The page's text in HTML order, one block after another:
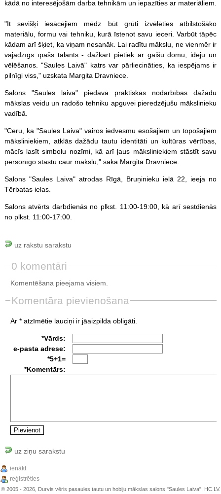
kādā no interesējošām darba tehnikām un iepazīties ar materiāliem.
"It sevišķi iesācējiem mēdz būt grūti izvēlēties atbilstošāko
materiālu, formu vai tehniku, kurā īstenot savu ieceri. Varbūt tāpēc
kādam arī šķiet, ka viņam nesanāk. Lai radītu mākslu, ne vienmēr ir
vajadzīgs īpašs talants - dažkārt pietiek ar gaišu domu, ideju un
vēlēšanos. "Saules Laivā" katrs var pārliecināties, ka iespējams ir
pilnīgi viss," uzskata Margita Dravniece.
Salons "Saules laiva" piedāvā praktiskās nodarbības dažādu
mākslas veidu un radošo tehniku apguvei pieredzējušu mākslinieku
vadībā.
"Ceru, ka "Saules Laiva" vairos iedvesmu esošajiem un topošajiem
māksliniekiem, atklās dažādu tautu identitāti un kultūras vērtības,
mācīs lasīt simbolu nozīmi, kā arī ļaus māksliniekiem stāstīt savu
personīgo stāstu caur mākslu," saka Margita Dravniece.
Salons "Saules Laiva" atrodas Rīgā, Bruņinieku ielā 22, ieeja no
Tērbatas ielas.
Salons atvērts darbdienās no plkst. 11:00-19:00, kā arī sestdienās
no plkst. 11:00-17:00.
uz rakstu sarakstu
0 komentāri
Komentēšana pieejama visiem.
Komentāra pievienošana
Ar * atzīmētie lauciņi ir jāaizpilda obligāti.
*Vārds:
e-pasta adrese:
*5+1=
*Komentārs:
uz ziņu sarakstu
ienākt
reģistrēties
© 2005 - 2026, Durvis vēris pasaules tautu un hobiju mākslas salons "Saules Laiva", HC.LV.